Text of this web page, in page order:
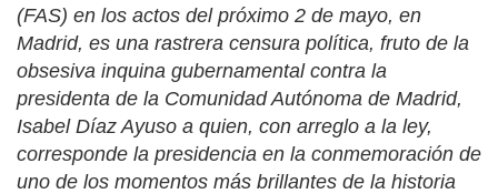
(FAS) en los actos del próximo 2 de mayo, en
Madrid, es una rastrera censura política, fruto de la
obsesiva inquina gubernamental contra la
presidenta de la Comunidad Autónoma de Madrid,
Isabel Díaz Ayuso a quien, con arreglo a la ley,
corresponde la presidencia en la conmemoración de
uno de los momentos más brillantes de la historia